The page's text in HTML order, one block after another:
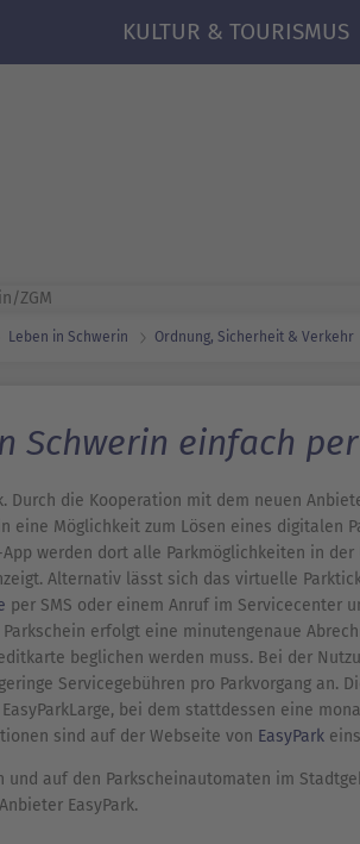
KULTUR & TOURISMUS
Leben in Schwerin Ordnung, Sicherheit & Verkehr
Schwerin einfach
Durch die Kooperation mit dem neuen
eine Möglichkeit zum Lösen eines digitalen
werden dort alle Parkmöglichkeiten in der
Alternativ lässt sich das virtuelle
per SMS oder einem Anruf im Servicecenter
Parkschein erfolgt eine minutengenaue
beglichen werden muss. Bei der
Servicegebühren pro Parkvorgang an.
bei dem stattdessen eine
sind auf der Webseite von EasyPark
und auf den Parkscheinautomaten im
EasyPark.